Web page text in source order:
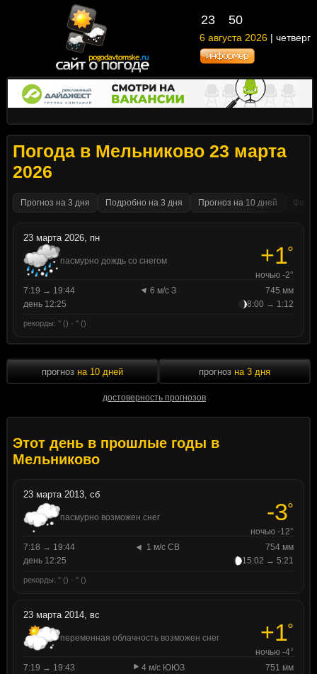
23 50
6 августа 2026 | четверг
Погода в Мельниково 23 марта
2026
Прогноз на 3 дня Подробно на 3 дня Прогноз на 10 дней
23 марта 2026, пн
пасмурно дождь со снегом +1°
ночью -2°
7:19 → 19:44
6 м/с З
745 мм
день 12:25
8:00 → 1:12
рекорды: ° () · ° ()
прогноз на 10 дней
достоверность прогнозов
прогноз на 3 дня
Этот день в прошлые годы в
Мельниково
23 марта 2013, сб
пасмурно возможен снег -3°
ночью -12°
7:18 → 19:44
1 м/с СВ
754 мм
день 12:25
15:02 → 5:21
рекорды: ° () · ° ()
23 марта 2014, вс
переменная облачность возможен снег +1°
ночью -4°
7:19 → 19:43
4 м/с ЮЮЗ
751 мм